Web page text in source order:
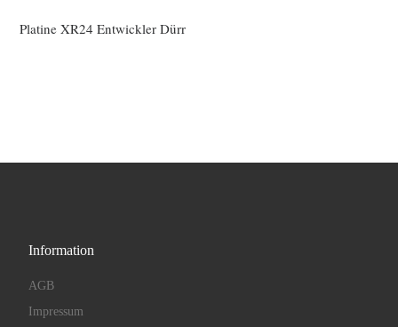
Platine XR24 Entwickler Dürr
Information
AGB
Impressum